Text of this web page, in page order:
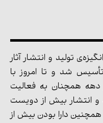
پارت در سال 1355 با انگیزه‌ی تولید و انتشار آثار
شد و تا امروز با
همچنان به فعالیت
و انتشار بیش از دویست
دارا بودن بیش از